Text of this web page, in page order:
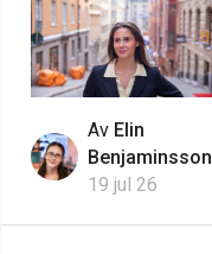
Av Elin
Benjaminsson
19 jul 26